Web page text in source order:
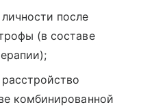
после
(в составе
комбинированной